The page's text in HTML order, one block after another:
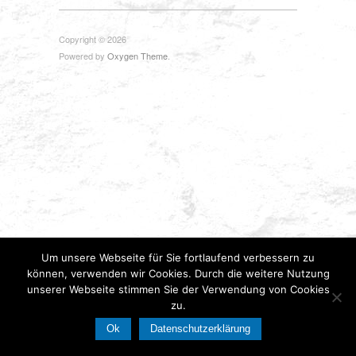
Copyright © 2026
Powered by Oxygen Theme
Um unsere Webseite für Sie fortlaufend verbessern zu
können, verwenden wir Cookies. Durch die weitere Nutzung
unserer Webseite stimmen Sie der Verwendung von Cookies
zu.
Ok Datenschutzerklärung